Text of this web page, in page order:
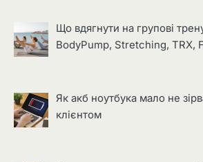
Що вдягнути на групові
BodyPump, Stretching, TRX,
Як акб ноутбука мало не
клієнтом